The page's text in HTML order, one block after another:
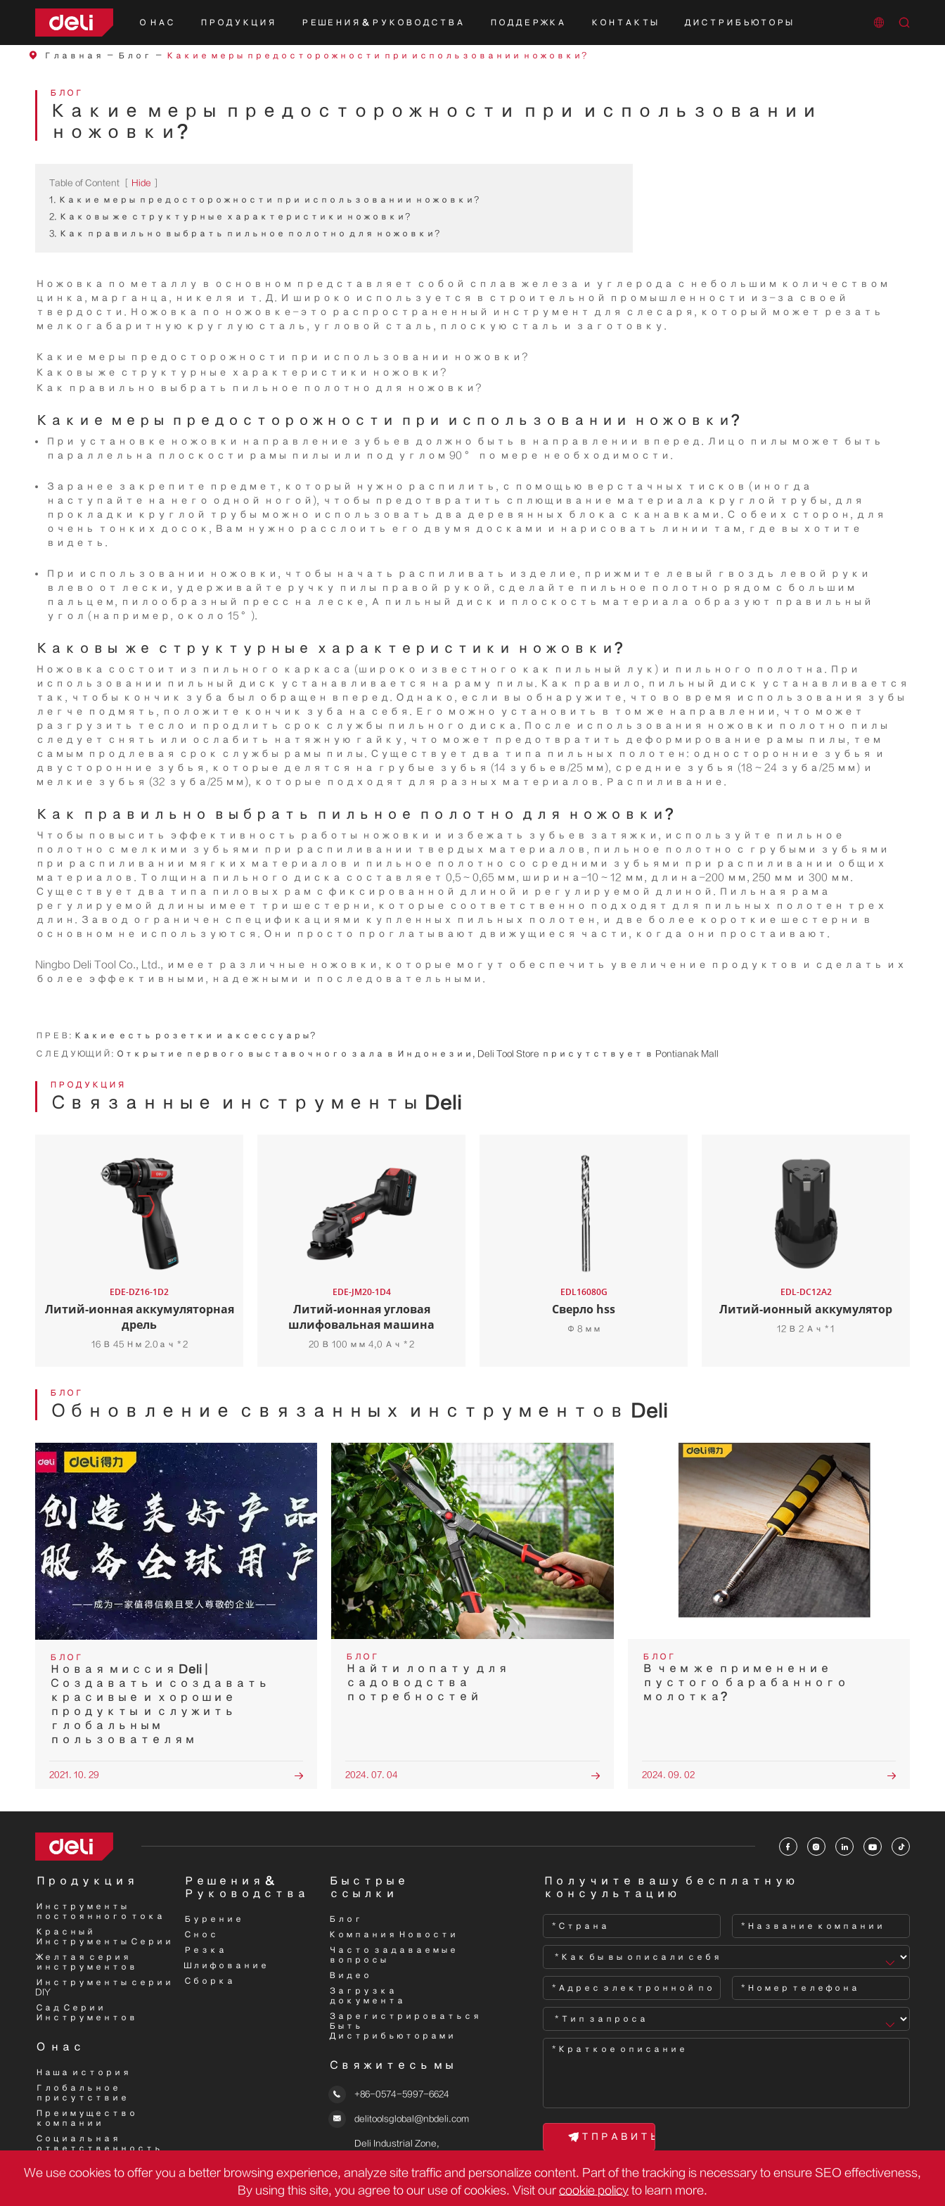
О НАС ПРОДУКЦИЯ РЕШЕНИЯ & РУКОВОДСТВА ПОДДЕРЖКА КОНТАКТЫ ДИСТРИБЬЮТОРЫ  
Главная Блог Какие меры предосторожности при использовании ножовки?
БЛОГ
Какие меры предосторожности при использовании
ножовки?
Table of Content Hide
1. Какие меры предосторожности при использовании ножовки?
2. Каковы же структурные характеристики ножовки?
3. Как правильно выбрать пильное полотно для ножовки?
Ножовка по металлу в основном представляет собой сплав железа и углерода с небольшим количеством
цинка, марганца, никеля и т. Д. И широко используется в строительной промышленности из-за своей
твердости. Ножовка по ножовке-это распространенный инструмент для слесаря, который может резать
мелкогабаритную круглую сталь, угловой сталь, плоскую сталь и заготовку.
Какие меры предосторожности при использовании ножовки?
Каковы же структурные характеристики ножовки?
Как правильно выбрать пильное полотно для ножовки?
Какие меры предосторожности при использовании ножовки?
При установке ножовки направление зубьев должно быть в направлении вперед. Лицо пилы может быть
параллельна плоскости рамы пилы или под углом 90 ° по мере необходимости.
Заранее закрепите предмет, который нужно распилить, с помощью верстачных тисков (иногда
наступайте на него одной ногой), чтобы предотвратить сплющивание материала круглой трубы, для
прокладки круглой трубы можно использовать два деревянных блока с канавками. С обеих сторон, для
очень тонких досок, Вам нужно расслоить его двумя досками и нарисовать линии там, где вы хотите
видеть.
При использовании ножовки, чтобы начать распиливать изделие, прижмите левый гвоздь левой руки
влево от лески, удерживайте ручку пилы правой рукой, сделайте пильное полотно рядом с большим
пальцем, пилообразный пресс на леске, А пильный диск и плоскость материала образуют правильный
угол (например, около 15 °).
Каковы же структурные характеристики ножовки?
Ножовка состоит из пильного каркаса (широко известного как пильный лук) и пильного полотна. При
использовании пильный диск устанавливается на раму пилы. Как правило, пильный диск устанавливается
так, чтобы кончик зуба был обращен вперед. Однако, если вы обнаружите, что во время использования зубы
легче подмять, положите кончик зуба на себя. Его можно установить в том же направлении, что может
разгрузить тесло и продлить срок службы пильного диска. После использования ножовки полотно пилы
следует снять или ослабить натяжную гайку, что может предотвратить деформирование рамы пилы, тем
самым продлевая срок службы рамы пилы. Существует два типа пильных полотен: односторонние зубья и
двусторонние зубья, которые делятся на грубые зубья (14 зубьев/25 мм), средние зубья (18 ~ 24 зуба/25 мм) и
мелкие зубья (32 зуба/25 мм), которые подходят для разных материалов. Распиливание.
Как правильно выбрать пильное полотно для ножовки?
Чтобы повысить эффективность работы ножовки и избежать зубьев затяжки, используйте пильное
полотно с мелкими зубьями при распиливании твердых материалов, пильное полотно с грубыми зубьями
при распиливании мягких материалов и пильное полотно со средними зубьями при распиливании общих
материалов. Толщина пильного диска составляет 0,5 ~ 0,65 мм, ширина-10 ~ 12 мм, длина-200 мм, 250 мм и 300 мм.
Существует два типа пиловых рам с фиксированной длиной и регулируемой длиной. Пильная рама
регулируемой длины имеет три шестерни, которые соответственно подходят для пильных полотен трех
длин. Завод ограничен спецификациями купленных пильных полотен, и две более короткие шестерни в
основном не используются. Они просто проглатывают движущиеся части, когда они простаивают.
Ningbo Deli Tool Co., Ltd., имеет различные ножовки, которые могут обеспечить увеличение продуктов и сделать их
более эффективными, надежными и последовательными.
ПРЕВ: Какие есть розетки и аксессуары?
СЛЕДУЮЩИЙ: Открытие первого выставочного зала в Индонезии, Deli Tool Store присутствует в Pontianak Mall
ПРОДУКЦИЯ
Связанные инструменты Deli
EDE-DZ16-1D2
Литий-ионная аккумуляторная
дрель
16 В 45 Нм 2.0ач * 2
EDE-JM20-1D4
Литий-ионная угловая
шлифовальная машина
20 В 100 мм 4,0 Ач * 2
EDL16080G
Сверло hss
Φ 8 мм
EDL-DC12A2
Литий-ионный аккумулятор
12 В 2 Ач * 1
БЛОГ
Обновление связанных инструментов Deli
БЛОГ
Новая миссия Deli |
Создавать и создавать
красивые и хорошие
продукты и служить
глобальным
пользователям
2021. 10. 29 
БЛОГ
Найти лопату для
садоводства
потребностей
2024. 07. 04 
БЛОГ
В чем же применение
пустого барабанного
молотка?
2024. 09. 02 
    
Продукция
Инструменты
постоянного тока
Красный
Инструменты Серии
Желтая серия
инструментов
Инструменты серии
DIY
Сад Серии
Инструментов
О нас
Наша история
Глобальное
присутствие
Преимущество
компании
Социальная
ответственность
Решения &
Руководства
Бурение
Снос
Резка
Шлифование
Сборка
Быстрые
ссылки
Блог
Компания Новости
Часто задаваемые
вопросы
Видео
Загрузка
документа
Зарегистрироваться
Быть
Дистрибьюторами
Свяжитесь мы
 +86-0574-5997-6624
 delitoolsglobal@nbdeli.com
Deli Industrial Zone,
China
Получите вашу бесплатную
консультацию

We use cookies to offer you a better browsing experience, analyze site traffic and personalize content. Part of the tracking is necessary to ensure SEO effectiveness,
By using this site, you agree to our use of cookies. Visit our cookie policy to learn more.